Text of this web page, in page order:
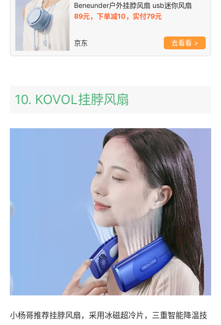
Beneunder户外挂脖风扇 usb迷你风扇
89元，下单减10，实付79元
京东 >
10. KOVOL挂脖风扇
小杨哥推荐挂脖风扇，采用冰磁超冷片，三重智能降温技